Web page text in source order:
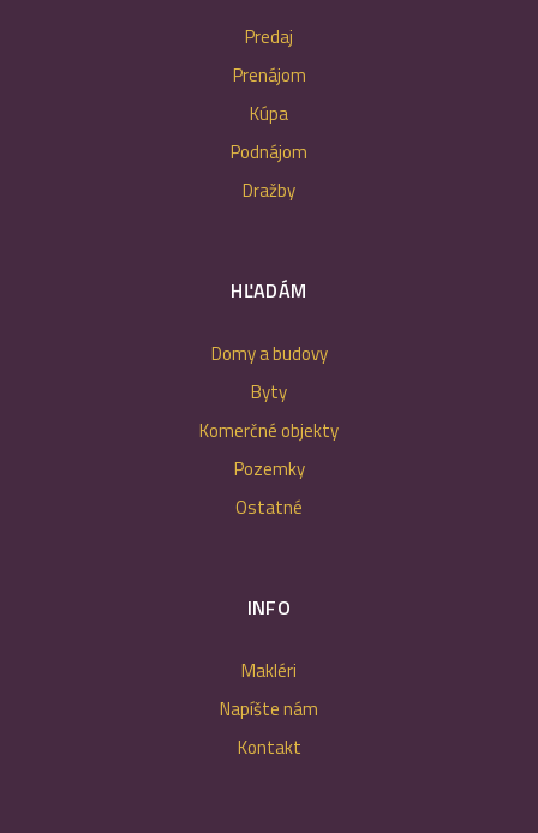
Predaj
Prenájom
Kúpa
Podnájom
Dražby
HĽADÁM
Domy a budovy
Byty
Komerčné objekty
Pozemky
Ostatné
INFO
Makléri
Napíšte nám
Kontakt